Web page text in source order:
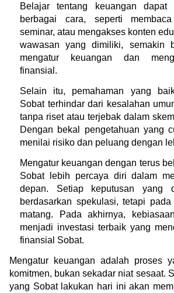
Belajar tentang keuangan dapat
berbagai cara, seperti
seminar, atau mengakses konten
wawasan yang dimiliki, semakin
mengatur keuangan dan
finansial.
Selain itu, pemahaman yang
Sobat terhindar dari kesalahan
tanpa riset atau terjebak dalam
Dengan bekal pengetahuan yang
menilai risiko dan peluang dengan
Mengatur keuangan dengan terus
Sobat lebih percaya diri dalam
depan. Setiap keputusan yang
berdasarkan spekulasi, tetapi
matang. Pada akhirnya,
menjadi investasi terbaik yang
finansial Sobat.
Mengatur keuangan adalah proses
komitmen, bukan sekadar niat sesaat.
yang Sobat lakukan hari ini akan